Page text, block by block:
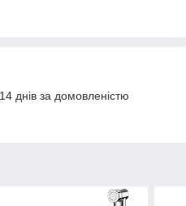
днів за домовленістю